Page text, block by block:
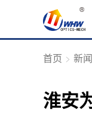
首页 新
淮安